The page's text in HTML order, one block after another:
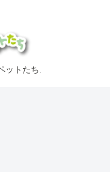
ットたち.